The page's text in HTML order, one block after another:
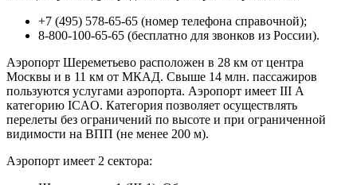
+7 (495) 578-65-65 (номер телефона справочной);
8-800-100-65-65 (бесплатно для звонков из России).
Аэропорт Шереметьево расположен в 28 км от центра
Москвы и в 11 км от МКАД. Свыше 14 млн. пассажиров
пользуются услугами аэропорта. Аэропорт имеет III А
категорию ICAO. Категория позволяет осуществлять
перелеты без ограничений по высоте и при ограниченной
видимости на ВПП (не менее 200 м).
Аэропорт имеет 2 сектора: